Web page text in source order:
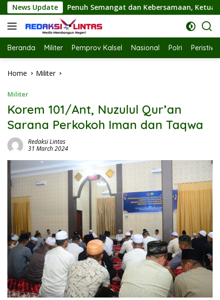
Skip
to
content
News Update
dan Kebersamaan, Ketua TP PKK Hj. Fathul Jannah Hadiri
Beranda Militer Pemprov Kalsel Nasional Polri
Home Militer
Militer
Korem 101/Ant, Nuzulul Qur’an
Sarana Perkokoh Iman dan Taqwa
Redaksi Lintas
31 March 2024